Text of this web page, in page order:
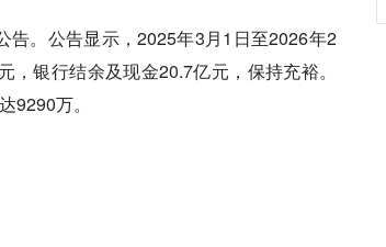
告。公告显示，2025年3月1日至2026年2
银行结余及现金20.7亿元，保持充裕。
9290万。